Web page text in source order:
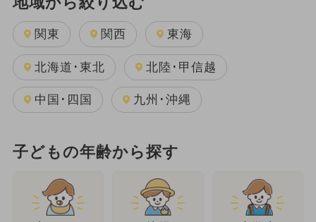
関東 関西 東海
北海道･東北 北陸･甲信越
中国･四国 九州･沖縄
子どもの年齢から探す